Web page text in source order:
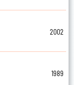
2002
1989